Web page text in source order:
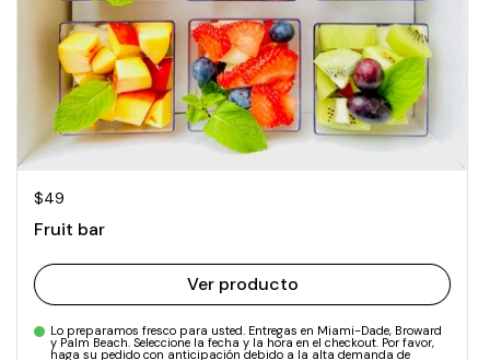
Precio normal
$49
Fruit bar
Ver producto
Lo preparamos fresco para usted. Entregas en Miami-Dade, Broward
y Palm Beach. Seleccione la fecha y la hora en el checkout. Por favor,
haga su pedido con anticipación debido a la alta demanda de